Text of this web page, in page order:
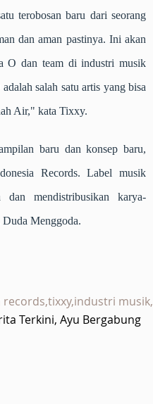
terobosan baru dari seorang
dan aman pastinya. Ini akan
O dan team di industri musik
salah satu artis yang bisa
Air," kata Tixxy.
baru dan konsep baru,
Records. Label musik
dan mendistribusikan karya-
Duda Menggoda.
records,tixxy,industri musik,
Terkini, Ayu Bergabung